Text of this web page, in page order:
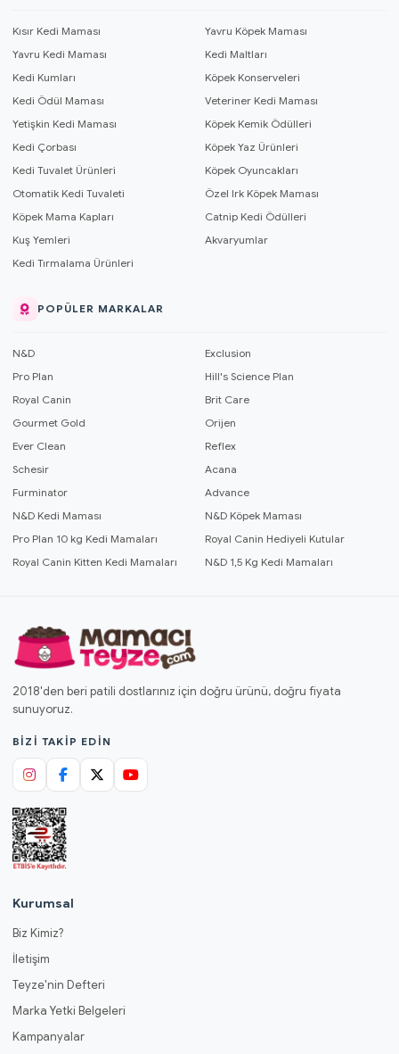
Kısır Kedi Maması
Yavru Köpek Maması
Yavru Kedi Maması
Kedi Maltları
Kedi Kumları
Köpek Konserveleri
Kedi Ödül Maması
Veteriner Kedi Maması
Yetişkin Kedi Maması
Köpek Kemik Ödülleri
Kedi Çorbası
Köpek Yaz Ürünleri
Kedi Tuvalet Ürünleri
Köpek Oyuncakları
Otomatik Kedi Tuvaleti
Özel Irk Köpek Maması
Köpek Mama Kapları
Catnip Kedi Ödülleri
Kuş Yemleri
Akvaryumlar
Kedi Tırmalama Ürünleri
POPÜLER MARKALAR
N&D
Exclusion
Pro Plan
Hill's Science Plan
Royal Canin
Brit Care
Gourmet Gold
Orijen
Ever Clean
Reflex
Schesir
Acana
Furminator
Advance
N&D Kedi Maması
N&D Köpek Maması
Pro Plan 10 kg Kedi Mamaları
Royal Canin Hediyeli Kutular
Royal Canin Kitten Kedi Mamaları
N&D 1,5 Kg Kedi Mamaları
2018'den beri patili dostlarınız için doğru ürünü, doğru fiyata
sunuyoruz.
BIZI TAKIP EDIN
Kurumsal
Biz Kimiz?
İletişim
Teyze'nin Defteri
Marka Yetki Belgeleri
Kampanyalar